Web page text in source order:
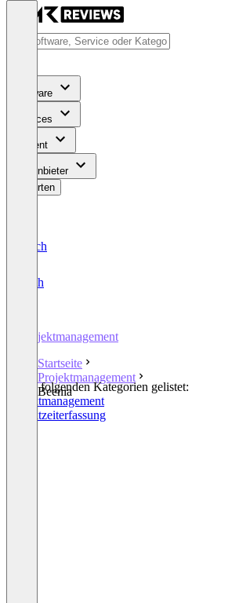
Software
Services
Content
Für Anbieter
Bewerten
Deutsch
English
Projektmanagement
Startseite
Projektmanagement
Beenia
In den folgenden Kategorien gelistet:
Projektmanagement
Projektzeiterfassung